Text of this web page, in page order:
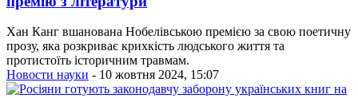
Хан Канг вшанована Нобелівською премією за свою поетичну
прозу, яка розкриває крихкість людського життя та
протистоїть історичним травмам.
Новости науки - 10 жовтня 2024, 15:07